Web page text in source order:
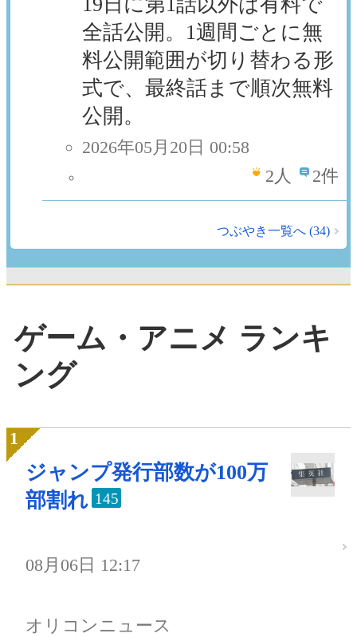
全話公開。1週間ごとに無
料公開範囲が切り替わる形
式で、最終話まで順次無料
公開。
2026年05月20日 00:58
2人 2件
つぶやき一覧へ (34)
ゲーム・アニメ ランキ
ング
ジャンプ発行部数が100万
部割れ 145
08月06日 12:17
オリコンニュース